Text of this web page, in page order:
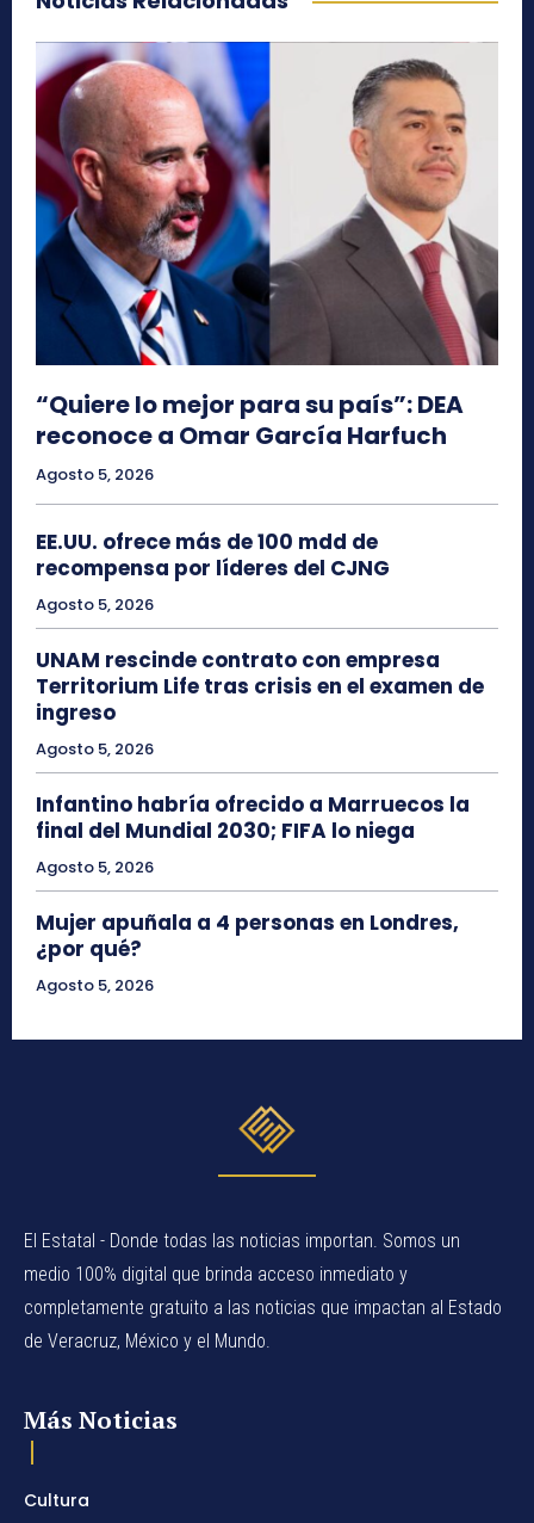
“Quiere lo mejor para su país”: DEA
reconoce a Omar García Harfuch
Agosto 5, 2026
EE.UU. ofrece más de 100 mdd de
recompensa por líderes del CJNG
Agosto 5, 2026
UNAM rescinde contrato con empresa
Territorium Life tras crisis en el examen de
ingreso
Agosto 5, 2026
Infantino habría ofrecido a Marruecos la
final del Mundial 2030; FIFA lo niega
Agosto 5, 2026
Mujer apuñala a 4 personas en Londres,
¿por qué?
Agosto 5, 2026
El Estatal - Donde todas las noticias importan. Somos un
medio 100% digital que brinda acceso inmediato y
completamente gratuito a las noticias que impactan al Estado
de Veracruz, México y el Mundo.
Más Noticias
Cultura